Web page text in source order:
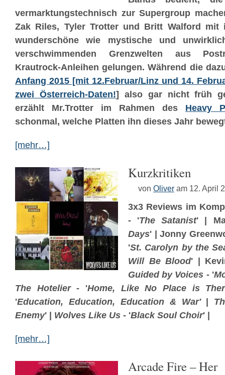
vermarktungstechnisch zur Supergroup
Zak Riles, Tyler Trotter und Britt Walford mit
wunderschöne wie mystische und
verschwimmenden Grenzwelten aus
Krautrock-Anleihen gelungen. Während die
Anfang 2015 [mit 12.Februar/Linz und 14.
zwei Österreich-Daten!] also gar nicht früh
erzählt Mr.Trotter im Rahmen des Heavy
schonmal, welche Platten ihn dieses Jahr
[mehr…]
Kurzkritiken
von Oliver am 12. April
3x3 Reviews im
- 'The Satanist' |
Days' | Jonny
'St. Carolyn by the
Will Be Blood' |
Guided by Voices - '
The Hotelier- 'Home, Like No Place is
'Education, Education, Education & War'|
Enemy' | Wolves Like Us - 'Black Soul Choir' |
[mehr…]
Arcade Fire – Her